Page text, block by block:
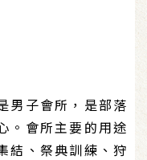
男子會所，是部落
。會所主要的用途
結、祭典訓練、狩